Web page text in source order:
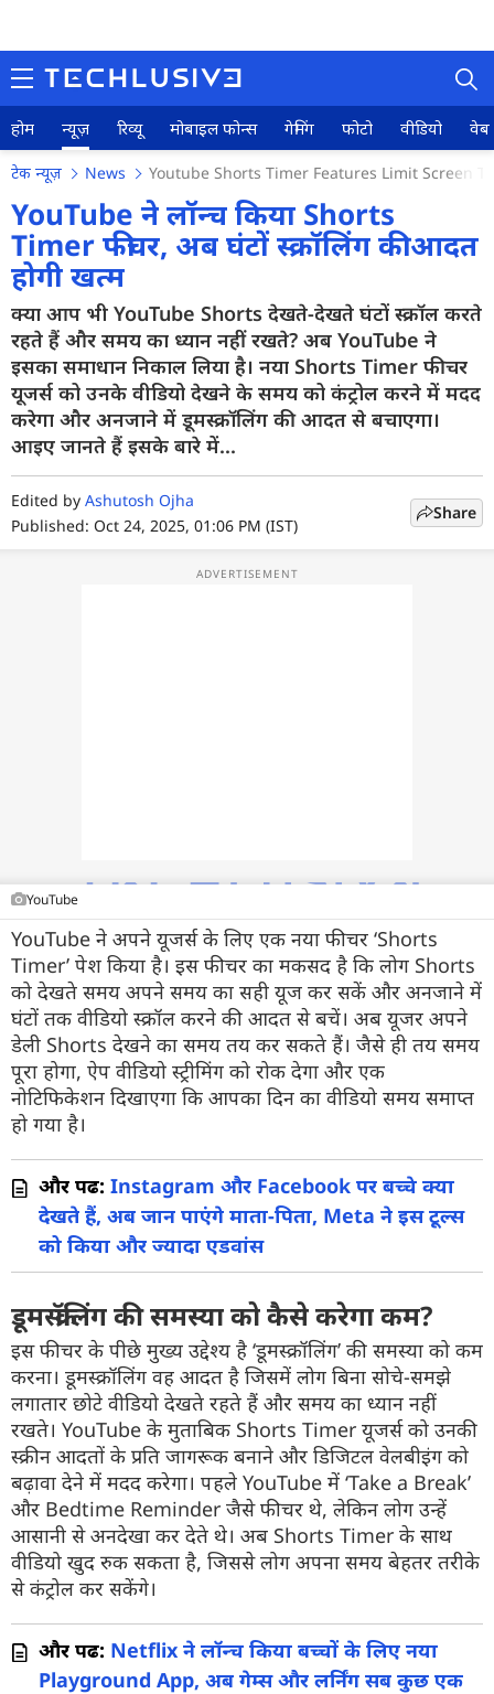
होम न्यूज़ रिव्यू मोबाइल फोन्स गेमिंग फोटो वीडियो वेब
होम
न्यूज़
रिव्यू
मोबाइल फोन्स
गेमिंग
फोटो
टेक न्यूज़ News Youtube Shorts Timer Features Limit Screen
YouTube ने लॉन्च किया Shorts
Timer फीचर, अब घंटों स्क्रॉलिंग की आदत
होगी खत्म
क्या आप भी YouTube Shorts देखते-देखते घंटों स्क्रॉल करते
रहते हैं और समय का ध्यान नहीं रखते? अब YouTube ने
इसका समाधान निकाल लिया है। नया Shorts Timer फीचर
यूजर्स को उनके वीडियो देखने के समय को कंट्रोल करने में मदद
करेगा और अनजाने में डूमस्क्रॉलिंग की आदत से बचाएगा।
आइए जानते हैं इसके बारे में...
Edited by Ashutosh Ojha
Published: Oct 24, 2025, 01:06 PM (IST)
Share
YouTube
YouTube ने अपने यूजर्स के लिए एक नया फीचर ‘Shorts
Timer’ पेश किया है। इस फीचर का मकसद है कि लोग Shorts
को देखते समय अपने समय का सही यूज कर सकें और अनजाने में
घंटों तक वीडियो स्क्रॉल करने की आदत से बचें। अब यूजर अपने
डेली Shorts देखने का समय तय कर सकते हैं। जैसे ही तय समय
पूरा होगा, ऐप वीडियो स्ट्रीमिंग को रोक देगा और एक
नोटिफिकेशन दिखाएगा कि आपका दिन का वीडियो समय समाप्त
हो गया है।
और पढें: Instagram और Facebook पर बच्चे क्या
देखते हैं, अब जान पाएंगे माता-पिता, Meta ने इस टूल्स
को किया और ज्यादा एडवांस
डूमस्क्रॉलिंग की समस्या को कैसे करेगा कम?
इस फीचर के पीछे मुख्य उद्देश्य है ‘डूमस्क्रॉलिंग’ की समस्या को कम
करना। डूमस्क्रॉलिंग वह आदत है जिसमें लोग बिना सोचे-समझे
लगातार छोटे वीडियो देखते रहते हैं और समय का ध्यान नहीं
रखते। YouTube के मुताबिक Shorts Timer यूजर्स को उनकी
स्क्रीन आदतों के प्रति जागरूक बनाने और डिजिटल वेलबीइंग को
बढ़ावा देने में मदद करेगा। पहले YouTube में ‘Take a Break’
और Bedtime Reminder जैसे फीचर थे, लेकिन लोग उन्हें
आसानी से अनदेखा कर देते थे। अब Shorts Timer के साथ
वीडियो खुद रुक सकता है, जिससे लोग अपना समय बेहतर तरीके
से कंट्रोल कर सकेंगे।
और पढें: Netflix ने लॉन्च किया बच्चों के लिए नया
Playground App, अब गेम्स और लर्निंग सब कुछ एक